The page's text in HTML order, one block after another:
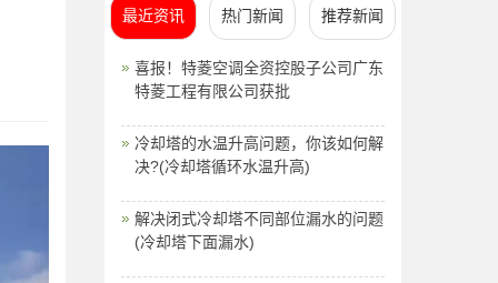
最近资讯 热门新闻 推荐新闻
喜报！特菱空调全资控股子公司广东
特菱工程有限公司获批
冷却塔的水温升高问题，你该如何解
决?(冷却塔循环水温升高)
解决闭式冷却塔不同部位漏水的问题
(冷却塔下面漏水)